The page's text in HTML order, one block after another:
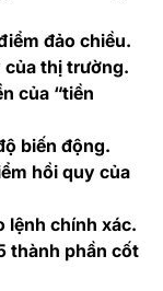
tab)đảo chiều.
thị trường.
của “tiền
biến động.
hồi quy của
lệnh chính xác.
tab)
thành phần cốt